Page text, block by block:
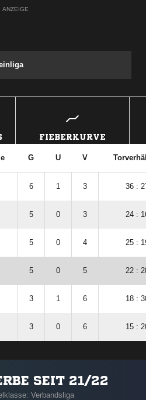
ANZEIGE
FIEBERKURVE
G U V
6 1 3 36 :
5 0 3 24 :
5 0 4 25 :
5 0 5 22 :
3 1 6 18 :
3 0 6 15 :
SEIT 21/22
Verbandsliga